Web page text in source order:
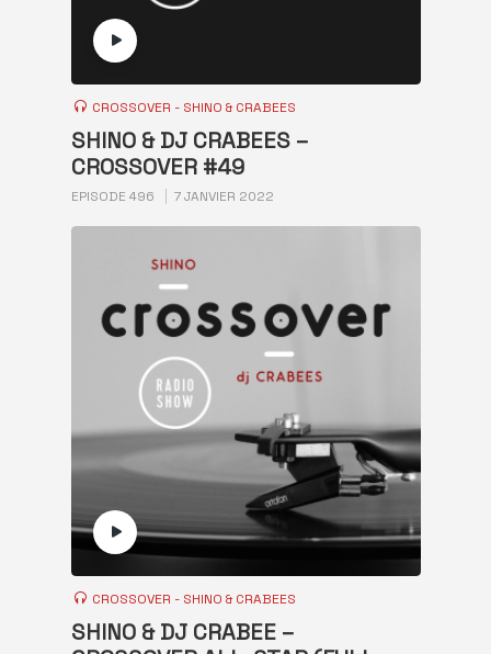
CROSSOVER - SHINO & CRABEES
SHINO & DJ CRABEES –
CROSSOVER #49
EPISODE 496 7 JANVIER 2022
CROSSOVER - SHINO & CRABEES
SHINO & DJ CRABEE –